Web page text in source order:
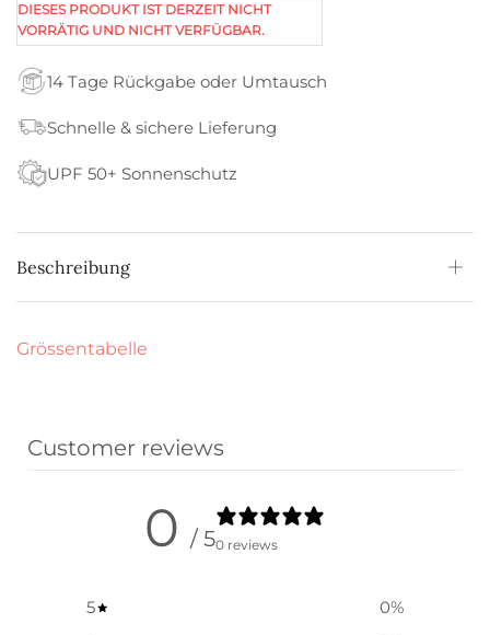
DIESES PRODUKT IST DERZEIT NICHT
VORRÄTIG UND NICHT VERFÜGBAR.
14 Tage Rückgabe oder Umtausch
Schnelle & sichere Lieferung
UPF 50+ Sonnenschutz
Beschreibung
Grössentabelle
Customer reviews
0 / 50 reviews
5 0%